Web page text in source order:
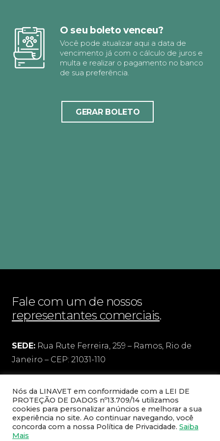
O seu boleto venceu?
Você pode atualizar aqui a data de
vencimento já com o cálculo de juros e
multa e realizar o pagamento no banco
de sua preferência.
GERAR BOLETO
Fale com um de nossos
representantes comerciais.
SEDE: Rua Rute Ferreira, 259 – Ramos, Rio de
Janeiro – CEP: 21031-110
– lote 95
Bairro Pedro Branco, Bom Jesus do Norte/ES –
CEP: 29460-000
Nós da LINAVET em conformidade com a LEI DE
PROTEÇÃO DE DADOS nº13.709/14 utilizamos
cookies para personalizar anúncios e melhorar a sua
experiência no site. Ao continuar navegando, você
concorda com a nossa Política de Privacidade. Saiba
Mais